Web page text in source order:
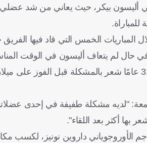
أليسون بيكر، حيث يعاني من شد عضلي
الخمس التي قاد فيها الفريق
في حال لم يتعاف أليسون في الوقت
مشكلة طفيفة في إحدى عضلاته.
بها أكثر بعد اللقاء".
الأوروجوياني داروين نونيز، لكسب